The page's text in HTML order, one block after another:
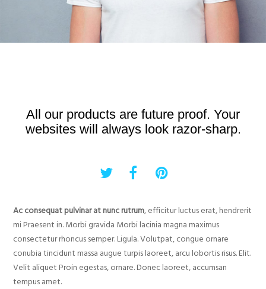
All our products are future proof. Your
websites will always look razor-sharp.
Ac consequat pulvinar at nunc rutrum, efficitur luctus erat, hendrerit
mi Praesent in. Morbi gravida Morbi lacinia magna maximus
consectetur rhoncus semper. Ligula. Volutpat, congue ornare
conubia tincidunt massa augue turpis laoreet, arcu lobortis risus. Elit.
Velit aliquet Proin egestas, ornare. Donec laoreet, accumsan
tempus amet.